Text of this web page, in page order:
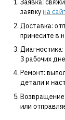
Заявка:
заявкуна
Доставка:
принесите в
3 рабочих
Ремонт:
детали и
или